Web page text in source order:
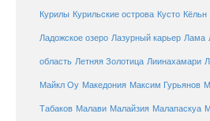
Курилы Курильские острова Кусто Кёльн
Ладожское озеро Лазурный карьер Лама
область Летняя Золотица Лиинахамари
Майкл Оу Македония Максим Гурьянов
Табаков Малави Малайзия Малапаскуа